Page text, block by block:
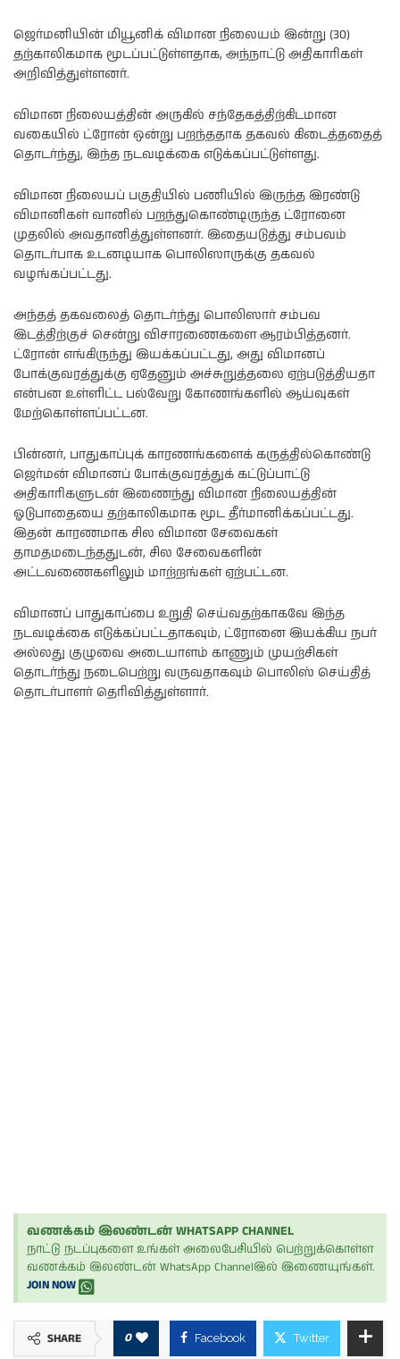
ஜெர்மனியின் மியூனிக் விமான நிலையம் இன்று (30)
தற்காலிகமாக மூடப்பட்டுள்ளதாக, அந்நாட்டு அதிகாரிகள்
அறிவித்துள்ளனர்.
விமான நிலையத்தின் அருகில் சந்தேகத்திற்கிடமான
வகையில் ட்ரோன் ஒன்று பறந்ததாக தகவல் கிடைத்ததைத்
தொடர்ந்து, இந்த நடவடிக்கை எடுக்கப்பட்டுள்ளது.
விமான நிலையப் பகுதியில் பணியில் இருந்த இரண்டு
விமானிகள் வானில் பறந்துகொண்டிருந்த ட்ரோனை
முதலில் அவதானித்துள்ளனர். இதையடுத்து சம்பவம்
தொடர்பாக உடனடியாக பொலிஸாருக்கு தகவல்
வழங்கப்பட்டது.
அந்தத் தகவலைத் தொடர்ந்து பொலிஸார் சம்பவ
இடத்திற்குச் சென்று விசாரணைகளை ஆரம்பித்தனர்.
ட்ரோன் எங்கிருந்து இயக்கப்பட்டது, அது விமானப்
போக்குவரத்துக்கு ஏதேனும் அச்சுறுத்தலை ஏற்படுத்தியதா
என்பன உள்ளிட்ட பல்வேறு கோணங்களில் ஆய்வுகள்
மேற்கொள்ளப்பட்டன.
பின்னர், பாதுகாப்புக் காரணங்களைக் கருத்தில்கொண்டு
ஜெர்மன் விமானப் போக்குவரத்துக் கட்டுப்பாட்டு
அதிகாரிகளுடன் இணைந்து விமான நிலையத்தின்
ஓடுபாதையை தற்காலிகமாக மூட தீர்மானிக்கப்பட்டது.
இதன் காரணமாக சில விமான சேவைகள்
தாமதமடைந்ததுடன், சில சேவைகளின்
அட்டவணைகளிலும் மாற்றங்கள் ஏற்பட்டன.
விமானப் பாதுகாப்பை உறுதி செய்வதற்காகவே இந்த
நடவடிக்கை எடுக்கப்பட்டதாகவும், ட்ரோனை இயக்கிய நபர்
அல்லது குழுவை அடையாளம் காணும் முயற்சிகள்
தொடர்ந்து நடைபெற்று வருவதாகவும் பொலிஸ் செய்தித்
தொடர்பாளர் தெரிவித்துள்ளார்.
வணக்கம் இலண்டன் WHATSAPP CHANNEL
நாட்டு நடப்புகளை உங்கள் அலைபேசியில் பெற்றுக்கொள்ள
வணக்கம் இலண்டன் WhatsApp Channelஇல் இணையுங்கள்.
JOIN NOW
SHARE 0 Facebook Twitter